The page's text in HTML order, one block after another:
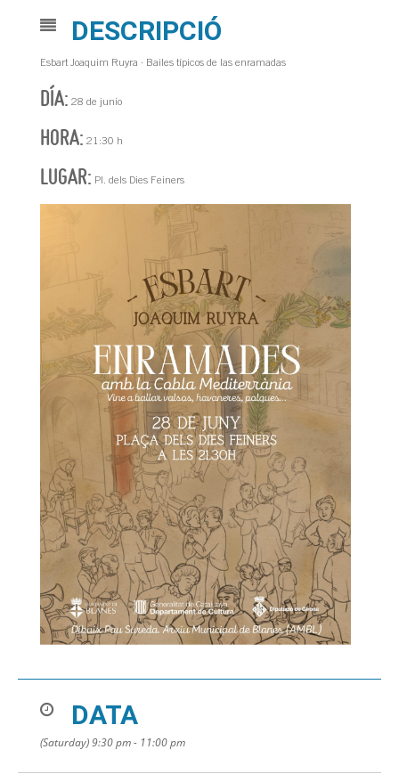
DESCRIPCIÓ
Esbart Joaquim Ruyra · Bailes típicos de las enramadas
DÍA: 28 de junio
HORA: 21:30 h
LUGAR: Pl. dels Dies Feiners
DATA
(Saturday) 9:30 pm - 11:00 pm